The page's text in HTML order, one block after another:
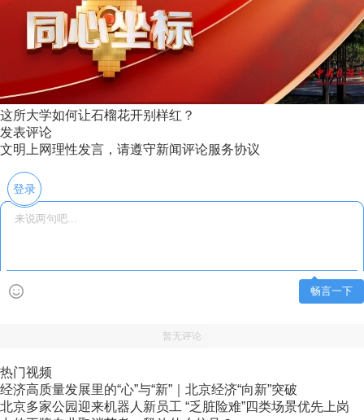
这所大学如何让石榴花开别样红？
发表评论
文明上网理性发言，请遵守新闻评论服务协议
登录
畅言一下
暂无评论
热门视频
经济高质量发展里的“心”与“新”｜北京经济“向新”突破
北京多家公园迎来机器人新员工 “乏脏险难”四类场景优先上岗